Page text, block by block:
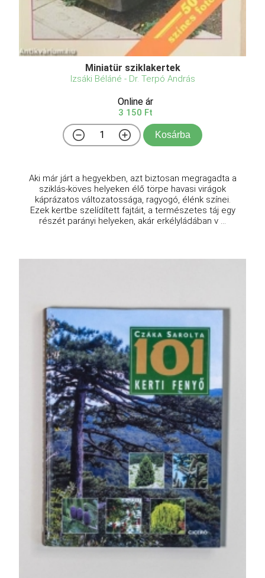
Miniatür sziklakertek
Izsáki Béláné - Dr. Terpó András
Online ár
3 150 Ft
Kosárba
Aki már járt a hegyekben, azt biztosan megragadta a
sziklás-köves helyeken élő törpe havasi virágok
káprázatos változatossága, ragyogó, élénk színei.
Ezek kertbe szelídített fajtáit, a természetes táj egy
részét parányi helyeken, akár erkélyládában v ...